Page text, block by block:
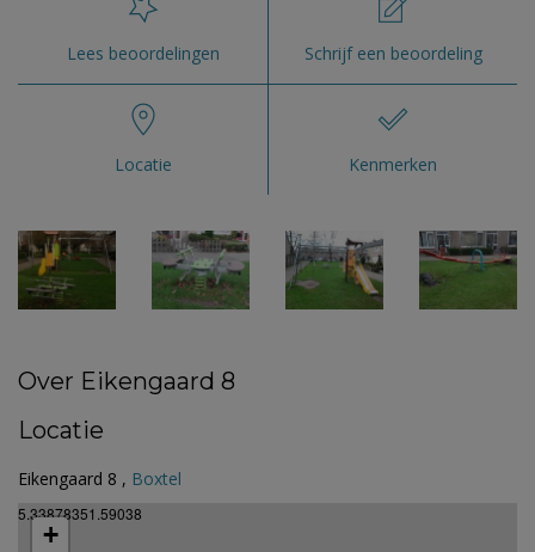
Lees beoordelingen Schrijf een beoordeling
Locatie Kenmerken
Over Eikengaard 8
Locatie
Eikengaard 8 , Boxtel
5.33878351.59038
+